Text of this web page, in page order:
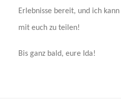
Erlebnisse bereit, und ich
mit euch zu teilen!
Bis ganz bald, eure Ida!